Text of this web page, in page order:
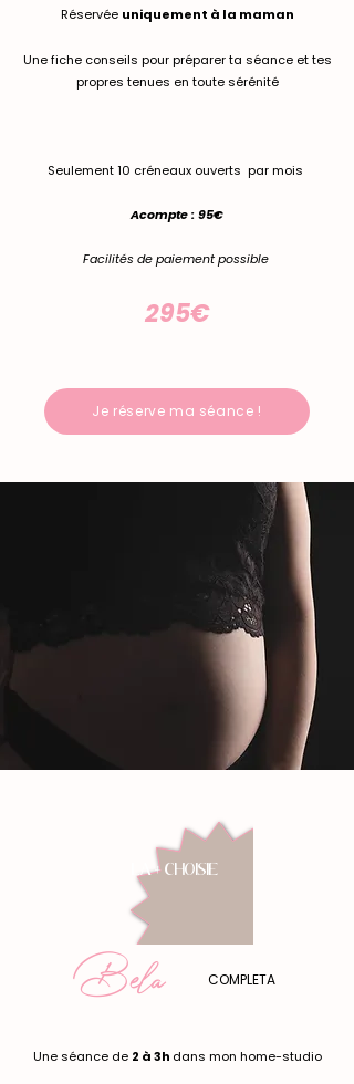
Réservée uniquement à la maman
Une fiche conseils pour préparer ta séance et tes
propres tenues en toute sérénité
Seulement 10 créneaux ouverts par mois
Acompte : 95€
Facilités de paiement possible
295€
Je réserve ma séance !
LA + CHOISIE
Bela COMPLETA
Une séance de 2 à 3h dans mon home-studio